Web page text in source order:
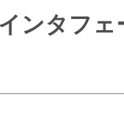
ンタフ